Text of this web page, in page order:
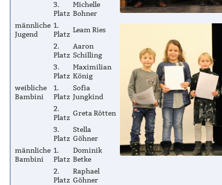
3.
Platz
Michelle
Bohner
männliche
Jugend
1.
Platz
Leam Ries
2.
Platz
Aaron
Schilling
3.
Platz
Maximilian
König
weibliche
Bambini
1.
Platz
Sofia
Jungkind
2.
Platz
Greta Rötten
3.
Platz
Stella
Göhner
männliche
Bambini
1.
Platz
Dominik
Betke
2.
Platz
Raphael
Göhner